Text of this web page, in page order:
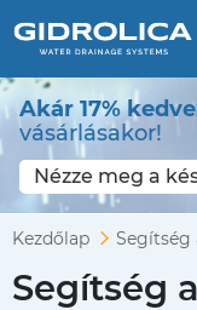
Akár 17%
vásárlásakor!
Nézze meg a
Kezdőlap Segítség
Segítség